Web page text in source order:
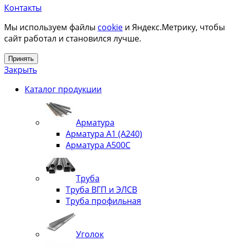
Контакты
Мы используем файлы cookie и Яндекс.Метрику, чтобы
сайт работал и становился лучше.
Принять
Закрыть
Каталог продукции
Арматура
Арматура А1 (А240)
Арматура А500С
Труба
Труба ВГП и ЭЛСВ
Труба профильная
Уголок